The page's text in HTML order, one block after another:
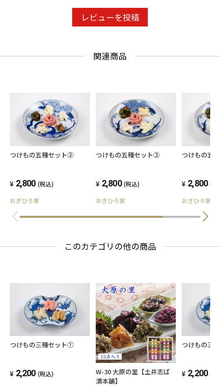
レビューを投稿
関連商品
つけもの五種セット②
2,800 (税込)
おぎひろ家
つけもの五種セット③
2,800 (税込)
おぎひろ家
つけもの五
2,800 (税
おぎひろ家
このカテゴリの他の商品
つけもの三種セット①
2,200 (税込)
W-30 大原の里【土井志ば
漬本舗】
つけもの三
2,200 (税